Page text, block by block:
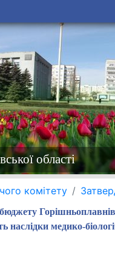
області
комітету
медико-